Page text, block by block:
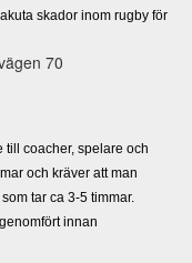
skador inom rugby för
70
till coacher, spelare och
och kräver att man
tar ca 3-5 timmar.
innan